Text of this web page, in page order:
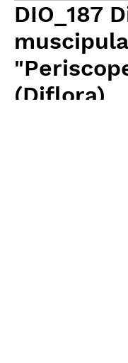
DIO_187
muscipula
(Diflora)